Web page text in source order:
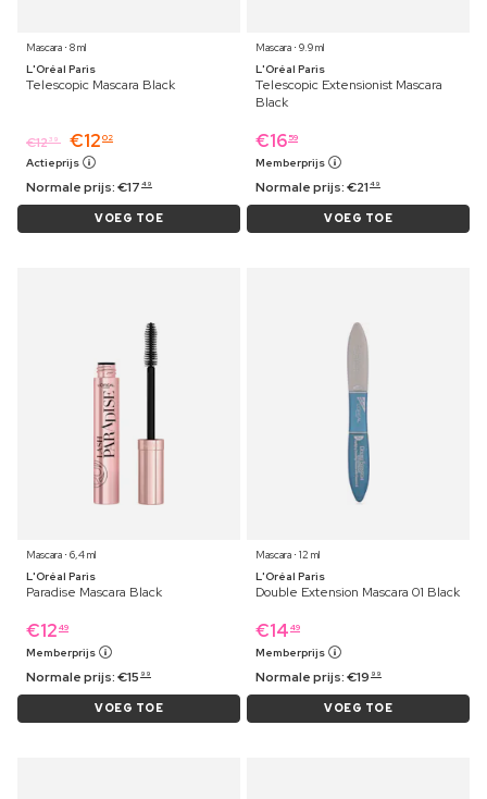
Mascara ⋅ 8 ml
L'Oréal Paris
Telescopic Mascara Black
€1239 €12 02
Actieprijs
Normale prijs:€17 49
VOEG TOE
Mascara ⋅ 9.9 ml
L'Oréal Paris
Telescopic Extensionist Mascara
Black
€16 59
Memberprijs
Normale prijs:€21 49
VOEG TOE
Mascara ⋅ 6,4 ml
L'Oréal Paris
Paradise Mascara Black
€12 49
Memberprijs
Normale prijs:€15 99
VOEG TOE
Mascara ⋅ 12 ml
L'Oréal Paris
Double Extension Mascara 01 Black
€14 49
Memberprijs
Normale prijs:€19 99
VOEG TOE